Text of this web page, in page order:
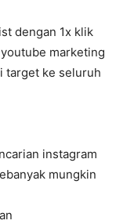
dengan 1x klik
marketing
target ke seluruh
instagram
mungkin